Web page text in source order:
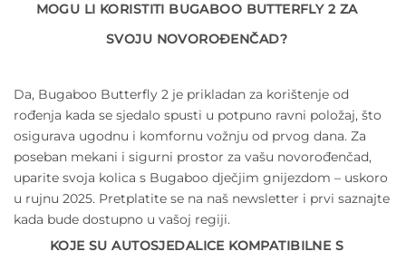
MOGU LI KORISTITI BUGABOO BUTTERFLY 2 ZA
SVOJU NOVOROĐENČAD?
Da, Bugaboo Butterfly 2 je prikladan za korištenje od
rođenja kada se sjedalo spusti u potpuno ravni položaj, što
osigurava ugodnu i komfornu vožnju od prvog dana. Za
poseban mekani i sigurni prostor za vašu novorođenčad,
uparite svoja kolica s Bugaboo dječjim gnijezdom – uskoro
u rujnu 2025. Pretplatite se na naš newsletter i prvi saznajte
kada bude dostupno u vašoj regiji.
KOJE SU AUTOSJEDALICE KOMPATIBILNE S